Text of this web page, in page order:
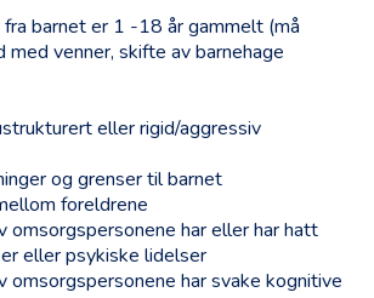
barnet er 1 -18 år gammelt (må
venner, skifte av barnehage
eller rigid/aggressiv
og grenser til barnet
foreldrene
omsorgspersonene har eller har hatt
eller psykiske lidelser
omsorgspersonene har svake kognitive